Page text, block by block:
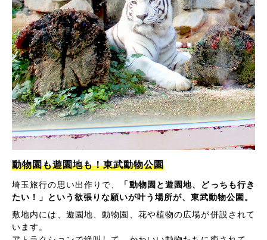
動物園も遊園地も！東武動物公園
埼玉旅行の思い出作りで、
「動物園と遊園地、どっちも行き
たい！」という欲張りな願いが叶う場所が、東武動物公園。
敷地内には、遊園地、動物園、花や植物の広場が併設されて
います。